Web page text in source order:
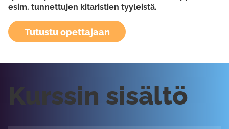
esim. tunnettujen kitaristien tyyleistä.
Tutustu opettajaan
Kurssin sisältö